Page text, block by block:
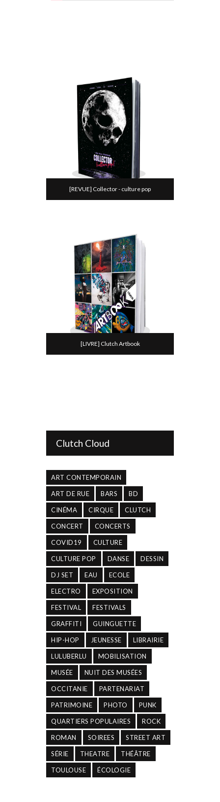
[REVUE] Collector - culture pop
[LIVRE] Clutch Artbook
Clutch Cloud
ART CONTEMPORAIN
ART DE RUE BARS BD
CINÉMA CIRQUE CLUTCH
CONCERT CONCERTS
COVID19 CULTURE
CULTURE POP DANSE DESSIN
DJ SET EAU ECOLE
ELECTRO EXPOSITION
FESTIVAL FESTIVALS
GRAFFITI GUINGUETTE
HIP-HOP JEUNESSE LIBRAIRIE
LULUBERLU MOBILISATION
MUSÉE NUIT DES MUSÉES
OCCITANIE PARTENARIAT
PATRIMOINE PHOTO PUNK
QUARTIERS POPULAIRES ROCK
ROMAN SOIREES STREET ART
SÉRIE THEATRE THÉÂTRE
TOULOUSE ÉCOLOGIE